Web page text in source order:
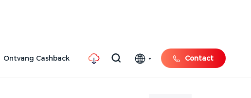
Ontvang Cashback Contact